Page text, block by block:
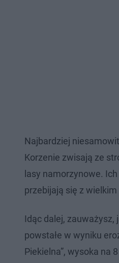
Najbardziej
Korzenie zwisają ze
lasy namorzynowe.
przebijają się z wielkim
Idąc dalej, zauważysz,
powstałe w wyniku
Piekielna”, wysoka na